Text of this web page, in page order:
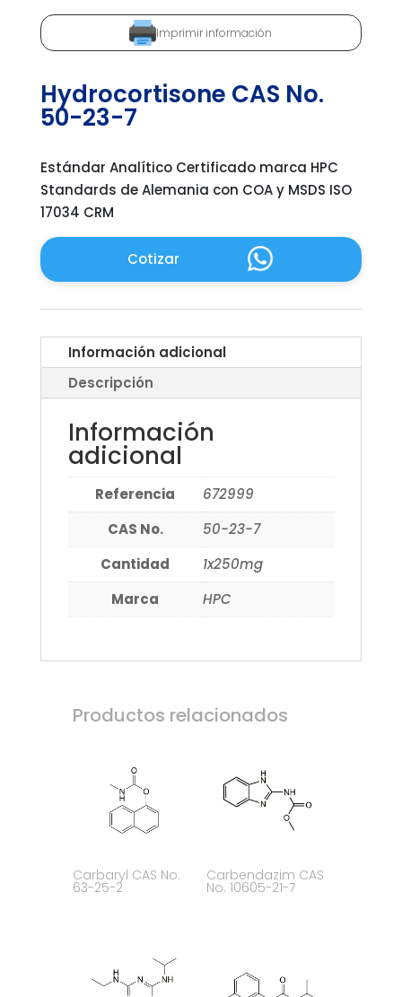
Imprimir información
Hydrocortisone CAS No.
50-23-7
Estándar Analítico Certificado marca HPC
Standards de Alemania con COA y MSDS ISO
17034 CRM
Cotizar
Información adicional
Descripción
Información
adicional
Referencia
672999
CAS No.
50-23-7
Cantidad
1x250mg
Marca
HPC
Productos relacionados
Carbaryl CAS No.
63-25-2
Carbendazim CAS
No. 10605-21-7